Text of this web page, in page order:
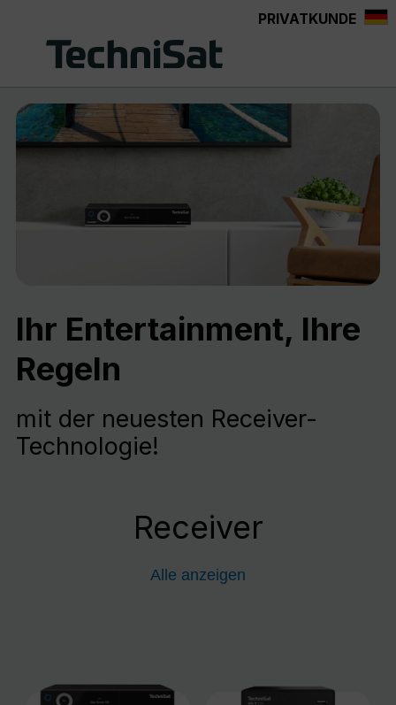
PRIVATKUNDE
Ihr Entertainment, Ihre
Regeln
mit der neuesten Receiver-
Technologie!
Receiver
Alle anzeigen